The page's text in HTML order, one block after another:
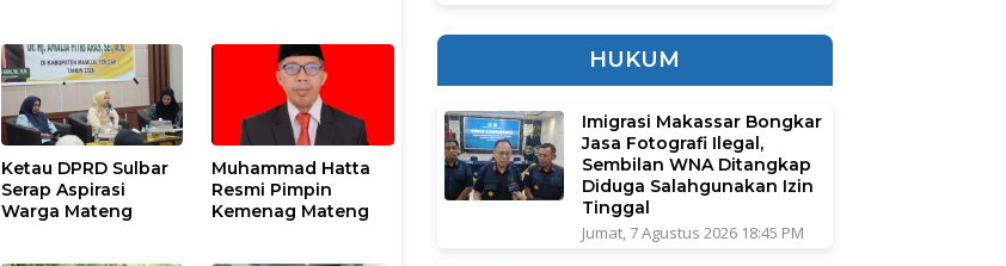
Ketau DPRD Sulbar
Serap Aspirasi
Warga Mateng
Muhammad Hatta
Resmi Pimpin
Kemenag Mateng
HUKUM
Imigrasi Makassar Bongkar
Jasa Fotografi Ilegal,
Sembilan WNA Ditangkap
Diduga Salahgunakan Izin
Tinggal
Jumat, 7 Agustus 2026 18:45 PM